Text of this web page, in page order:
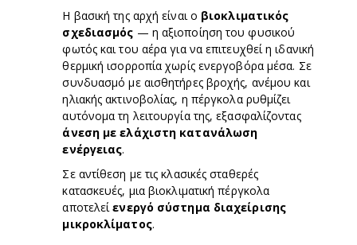
Η βασική της αρχή είναι ο βιοκλιματικός
σχεδιασμός — η αξιοποίηση του φυσικού
φωτός και του αέρα για να επιτευχθεί η ιδανική
θερμική ισορροπία χωρίς ενεργοβόρα μέσα. Σε
συνδυασμό με αισθητήρες βροχής, ανέμου και
ηλιακής ακτινοβολίας, η πέργκολα ρυθμίζει
αυτόνομα τη λειτουργία της, εξασφαλίζοντας
άνεση με ελάχιστη κατανάλωση
ενέργειας.
Σε αντίθεση με τις κλασικές σταθερές
κατασκευές, μια βιοκλιματική πέργκολα
αποτελείενεργό σύστημα διαχείρισης
μικροκλίματος.